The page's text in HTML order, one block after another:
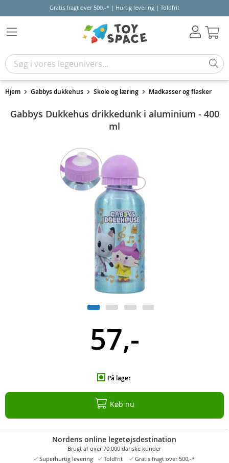
Gratis fragt over 500,-* | Hurtig levering | Toldfrit
Hjem Gabbys dukkehus Skole og læring Madkasser og flasker
Gabbys Dukkehus drikkedunk i aluminium - 400
ml
57,-
På lager
Køb nu
Nordens online legetøjsdestination
Brugt af over 70.000 danske kunder
Superhurtig levering
Toldfrit Gratis fragt over 500,-*